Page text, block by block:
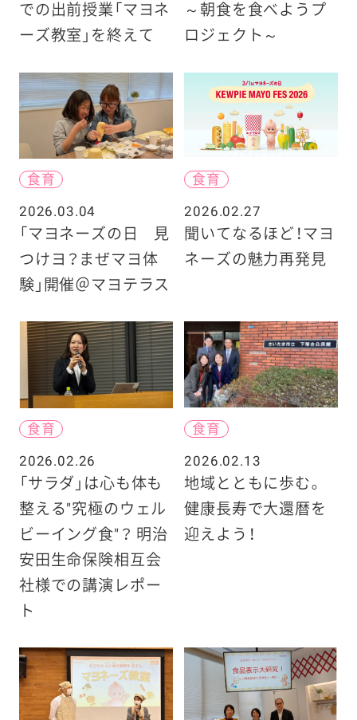
での出前授業「マヨネ
ーズ教室」を終えて
～朝食を食べようプ
ロジェクト～
食育
2026.03.04
「マヨネーズの日 見
つけヨ？まぜマヨ体
験」開催＠マヨテラス
食育
2026.02.27
聞いてなるほど！マヨ
ネーズの魅力再発見
食育
2026.02.26
「サラダ」は心も体も
整える"究極のウェル
ビーイング食"？ 明治
安田生命保険相互会
社様での講演レポー
ト
食育
2026.02.13
地域とともに歩む。
健康長寿で大還暦を
迎えよう！